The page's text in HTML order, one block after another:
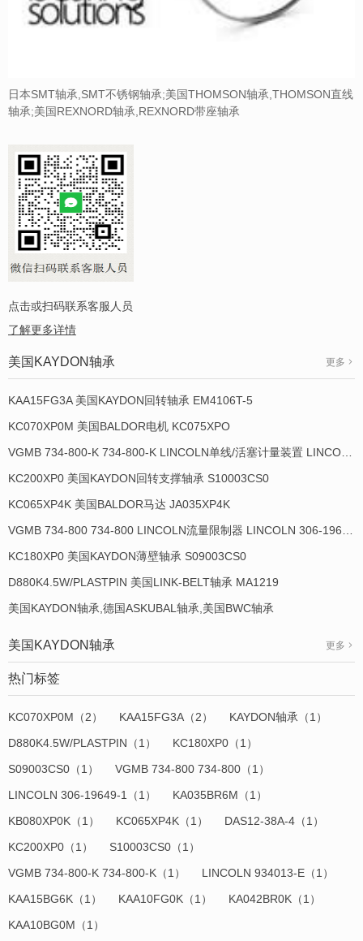
日本SMT轴承,SMT不锈钢轴承;美国THOMSON轴承,THOMSON直线
轴承;美国REXNORD轴承,REXNORD带座轴承
点击或扫码联系客服人员
了解更多详情
美国KAYDON轴承 更多
KAA15FG3A 美国KAYDON回转轴承 EM4106T-5
KC070XP0M 美国BALDOR电机 KC075XPO
KC200XP0 美国KAYDON回转支撑轴承 S10003CS0
KC065XP4K 美国BALDOR马达 JA035XP4K
KC180XP0 美国KAYDON薄壁轴承 S09003CS0
D880K4.5W/PLASTPIN 美国LINK-BELT轴承 MA1219
美国KAYDON轴承,德国ASKUBAL轴承,美国BWC轴承
美国KAYDON轴承 更多
热门标签
KC070XP0M（2） KAA15FG3A（2）
KAYDON轴承（1）
D880K4.5W/PLASTPIN（1）
KC180XP0（1）
S09003CS0（1）
VGMB 734-800 734-800（1）
LINCOLN 306-19649-1（1）
KA035BR6M（1）
KB080XP0K（1）
KC065XP4K（1）
DAS12-38A-4（1）
KC200XP0（1）
S10003CS0（1）
VGMB 734-800-K 734-800-K（1）
LINCOLN 934013-E（1）
KAA15BG6K（1）
KAA10FG0K（1）
KA042BR0K（1）
KAA10BG0M（1）